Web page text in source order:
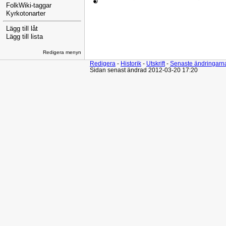
FolkWiki-taggar
Kyrkotonarter
Lägg till låt
Lägg till lista
Redigera menyn
Redigera - Historik - Utskrift- Senaste
Sidan senast ändrad 2012-03-20 17:20